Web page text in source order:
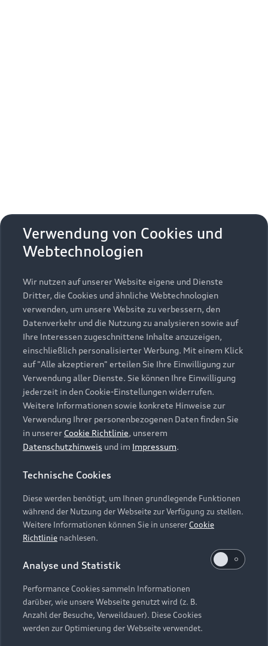
Zurück nach oben
Modelle
Alle Modelle
Modelle vergleichen
Elektromodelle
Plug-in-Hybride
Kaufen & leasen
Neuwagensuche
Gebrauchtwagensuche
Gebrauchtwagen
Finanzierung
Aktionen & Angebote
Geschäftskunden
Service & Zubehör
Saisonale Angebote
Audi Services
Garantie
Audi digital services
myAudi
Support
Kundenservice
Händlersuche
Audi Code
Online-Terminvereinbarung
Servicekontakt
Vertrag widerrufen
Über Audi
Unternehmen
Karriere
Investor Relations
Presse & Media Center
Datenschutz
Audi erleben
Newsletter
Impressum Rechtliches
Hinweisgebersystem
Datenschutzinformation
Cookie-Einstellungen
Cookie-Richtlinie
Barrierefreiheit
Hinweis: Die aktuelle Darstellung und Anordnung der
Embleme am Fahrzeug bei allen Abbildungen auf dieser
Webseite kann abweichen.
Verwendung von Cookies und
Webtechnologien
Wir nutzen auf unserer Website eigene und Dienste
Dritter, die Cookies und ähnliche Webtechnologien
verwenden, um unsere Website zu verbessern, den
Datenverkehr und die Nutzung zu analysieren sowie auf
Ihre Interessen zugeschnittene Inhalte anzuzeigen,
einschließlich personalisierter Werbung. Mit einem Klick
auf "Alle akzeptieren" erteilen Sie Ihre Einwilligung zur
Verwendung aller Dienste. Sie können Ihre Einwilligung
jederzeit in den Cookie-Einstellungen widerrufen.
Weitere Informationen sowie konkrete Hinweise zur
Verwendung Ihrer personenbezogenen Daten finden Sie
in unserer Cookie Richtlinie, unserem
Datenschutzhinweis und im Impressum.
Technische Cookies
Diese werden benötigt, um Ihnen grundlegende Funktionen
während der Nutzung der Webseite zur Verfügung zu stellen.
Weitere Informationen können Sie in unsererCookie
Richtlinie nachlesen.
Analyse und Statistik
Performance Cookies sammeln Informationen
darüber, wie unsere Webseite genutzt wird (z. B.
Anzahl der Besuche, Verweildauer). Diese Cookies
werden zur Optimierung der Webseite verwendet.